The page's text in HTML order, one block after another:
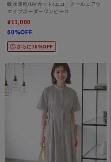
吸水速乾/UVカット/エコ クールコアウ
エイブボーダーワンピース
¥11,000
60%OFF
さらに10%OFF